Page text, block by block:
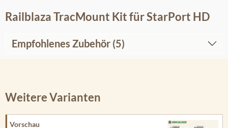
Railblaza TracMount Kit für StarPort HD
Empfohlenes Zubehör (5)
Weitere Varianten